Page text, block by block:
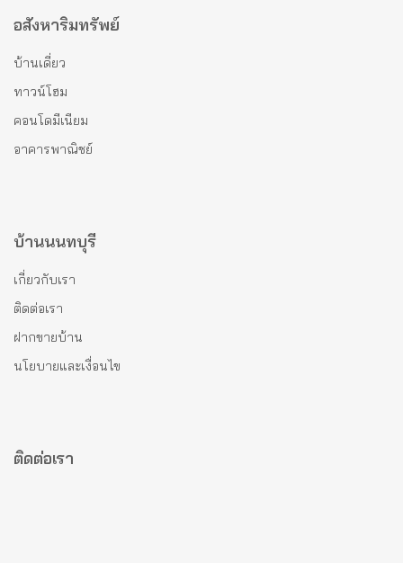
อสังหาริมทรัพย์
บ้านเดี่ยว
ทาวน์โฮม
คอนโดมีเนียม
อาคารพาณิชย์
บ้านนนทบุรี
เกี่ยวกับเรา
ติดต่อเรา
ฝากขายบ้าน
นโยบายและเงื่อนไข
ติดต่อเรา